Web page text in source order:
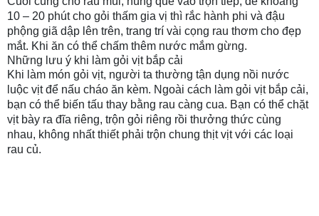
10 – 20 phút cho gỏi thấm gia vị thì rắc hành phi và đậu
phộng giã dập lên trên, trang trí vài cọng rau thơm cho đẹp
mắt. Khi ăn có thể chấm thêm nước mắm gừng.
Những lưu ý khi làm gỏi vịt bắp cải
Khi làm món gỏi vịt, người ta thường tận dụng nồi nước
luộc vịt để nấu cháo ăn kèm. Ngoài cách làm gỏi vịt bắp cải,
bạn có thể biến tấu thay bằng rau càng cua. Bạn có thể chặt
vịt bày ra đĩa riêng, trộn gỏi riêng rồi thưởng thức cùng
nhau, không nhất thiết phải trộn chung thịt vịt với các loại
rau củ.